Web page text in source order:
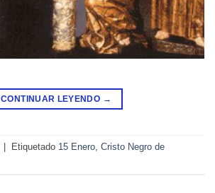
CONTINUAR LEYENDO →
Etiquetado 15 Enero, Cristo Negro de